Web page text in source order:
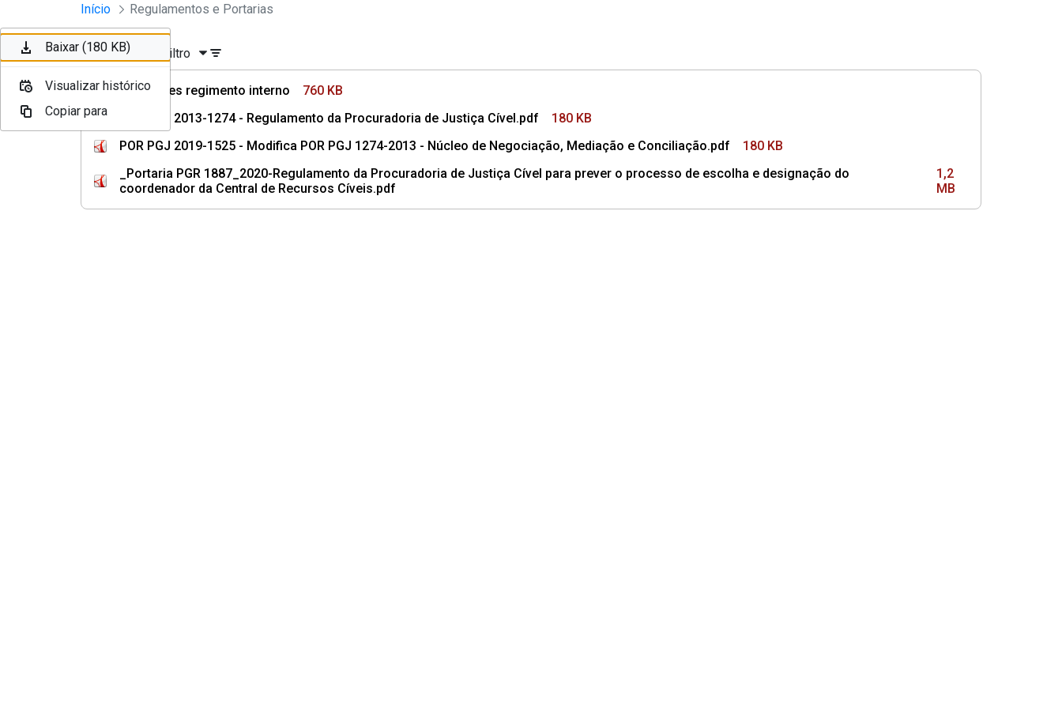
Pular para o Conteúdo principal
Instrumentos Jurídicos
Início Regulamentos e Portarias
Ordenar Filtro
Alterações regimento interno
760 KB
POR PGJ 2013-1274 - Regulamento da Procuradoria de Justiça Cível.pdf
180 KB
POR PGJ 2019-1525 - Modifica POR PGJ 1274-2013 - Núcleo de Negociação, Mediação e Conciliação.pdf
180 KB
_Portaria PGR 1887_2020-Regulamento da Procuradoria de Justiça Cível para prever o processo de escolha e designação do
coordenador da Central de Recursos Cíveis.pdf
1,2
MB
Baixar (760 KB)
Visualizar histórico
Copiar para
Baixar (180 KB)
Visualizar histórico
Copiar para